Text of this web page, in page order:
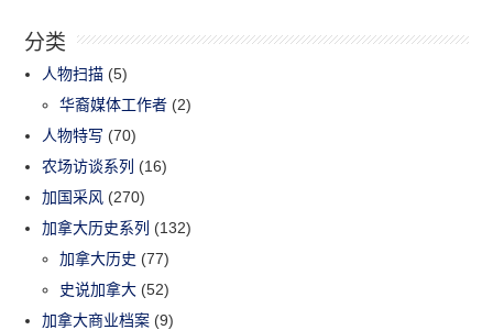
分类
人物扫描 (5)
华裔媒体工作者 (2)
人物特写 (70)
农场访谈系列 (16)
加国采风 (270)
加拿大历史系列 (132)
加拿大历史 (77)
史说加拿大 (52)
加拿大商业档案 (9)